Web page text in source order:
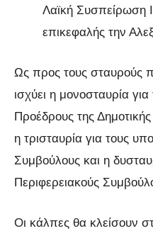
Λαϊκή Συσπείρωση
επικεφαλής την
Ως προς τους σταυρούς
ισχύει η μονοσταυρία
Προέδρους της
η τρισταυρία για τους
Συμβούλους και η
Περιφερειακούς
Οι κάλπες θα κλείσουν